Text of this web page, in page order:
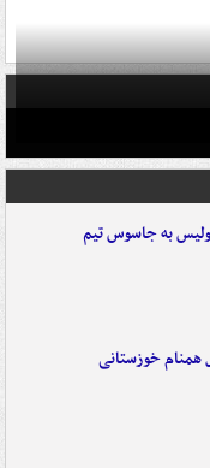
به جاسوس تیم
همنام خوزستانی